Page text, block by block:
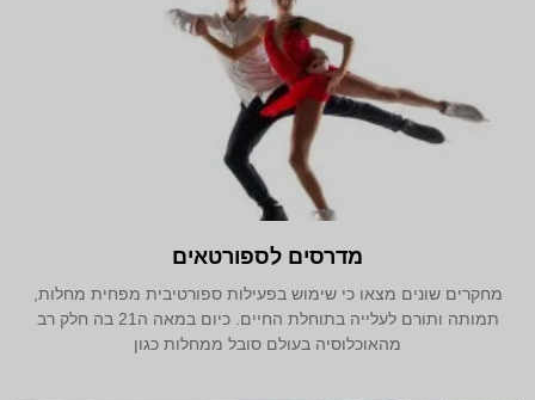
מדרסים לספורטאים
מחקרים שונים מצאו כי שימוש בפעילות ספורטיבית מפחית מחלות,
תמותה ותורם לעלייה בתוחלת החיים. כיום במאה ה21 בה חלק רב
מהאוכלוסיה בעולם סובל ממחלות כגון